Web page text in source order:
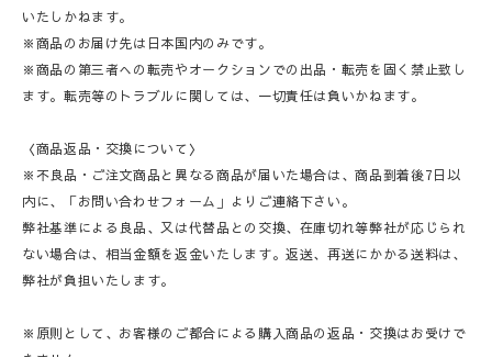
いたしかねます。
※商品のお届け先は日本国内のみです。
※商品の第三者への転売やオークションでの出品・転売を固く禁止致し
ます。転売等のトラブルに関しては、一切責任は負いかねます。
〈商品返品・交換について〉
※不良品・ご注文商品と異なる商品が届いた場合は、商品到着後7日以
内に、「お問い合わせフォーム」よりご連絡下さい。
弊社基準による良品、又は代替品との交換、在庫切れ等弊社が応じられ
ない場合は、相当金額を返金いたします。返送、再送にかかる送料は、
弊社が負担いたします。
※原則として、お客様のご都合による購入商品の返品・交換はお受けで